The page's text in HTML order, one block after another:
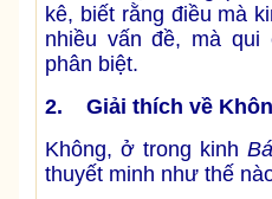
kê, biết rằng điều mà
nhiều vấn đề, mà
phân biệt.
2. Giải thích về
Không, ở trong kinh
thuyết minh như thế